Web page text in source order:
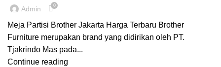
Admin 0
Meja Partisi Brother Jakarta Harga Terbaru Brother
Furniture merupakan brand yang didirikan oleh PT.
Tjakrindo Mas pada...
Continue reading